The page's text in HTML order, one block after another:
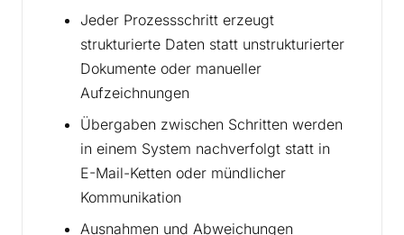
Jeder Prozessschritt erzeugt
strukturierte Daten statt unstrukturierter
Dokumente oder manueller
Aufzeichnungen
Übergaben zwischen Schritten werden
in einem System nachverfolgt statt in
E-Mail-Ketten oder mündlicher
Kommunikation
Ausnahmen und Abweichungen